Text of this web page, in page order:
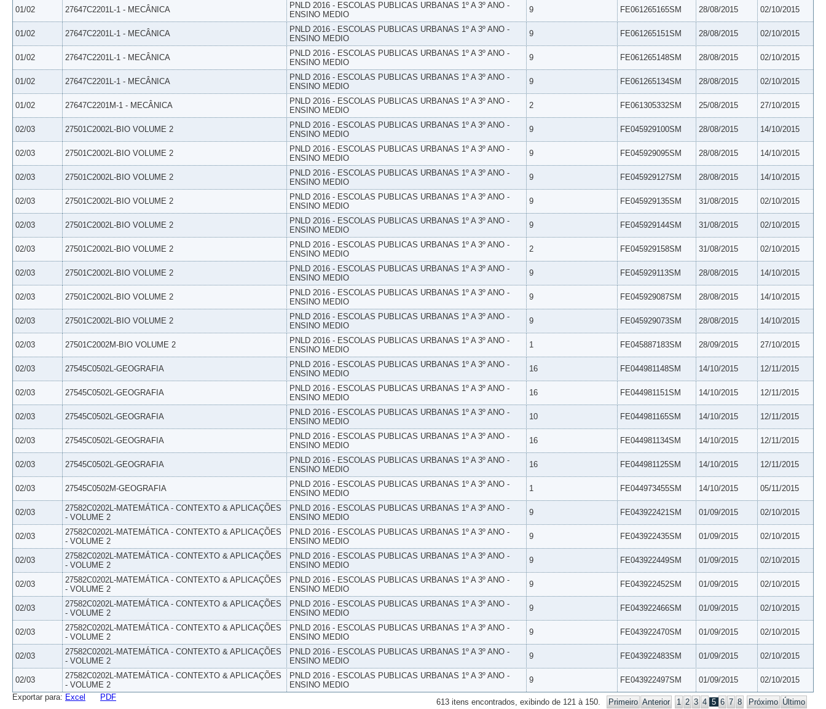
01/02 27647C2201L-1 - MECÂNICA
PNLD 2016 - ESCOLAS PUBLICAS URBANAS 1º A 3º ANO -
ENSINO MEDIO
9 FE061265165SM 28/08/2015 02/10/2015
01/02 27647C2201L-1 - MECÂNICA
PNLD 2016 - ESCOLAS PUBLICAS URBANAS 1º A 3º ANO -
ENSINO MEDIO
9 FE061265151SM 28/08/2015 02/10/2015
01/02 27647C2201L-1 - MECÂNICA
PNLD 2016 - ESCOLAS PUBLICAS URBANAS 1º A 3º ANO -
ENSINO MEDIO
9 FE061265148SM 28/08/2015 02/10/2015
01/02 27647C2201L-1 - MECÂNICA
PNLD 2016 - ESCOLAS PUBLICAS URBANAS 1º A 3º ANO -
ENSINO MEDIO
9 FE061265134SM 28/08/2015 02/10/2015
01/02 27647C2201M-1 - MECÂNICA
PNLD 2016 - ESCOLAS PUBLICAS URBANAS 1º A 3º ANO -
ENSINO MEDIO
2 FE061305332SM 25/08/2015 27/10/2015
02/03 27501C2002L-BIO VOLUME 2
PNLD 2016 - ESCOLAS PUBLICAS URBANAS 1º A 3º ANO -
ENSINO MEDIO
9 FE045929100SM 28/08/2015 14/10/2015
02/03 27501C2002L-BIO VOLUME 2
PNLD 2016 - ESCOLAS PUBLICAS URBANAS 1º A 3º ANO -
ENSINO MEDIO
9 FE045929095SM 28/08/2015 14/10/2015
02/03 27501C2002L-BIO VOLUME 2
PNLD 2016 - ESCOLAS PUBLICAS URBANAS 1º A 3º ANO -
ENSINO MEDIO
9 FE045929127SM 28/08/2015 14/10/2015
02/03 27501C2002L-BIO VOLUME 2
PNLD 2016 - ESCOLAS PUBLICAS URBANAS 1º A 3º ANO -
ENSINO MEDIO
9 FE045929135SM 31/08/2015 02/10/2015
02/03 27501C2002L-BIO VOLUME 2
PNLD 2016 - ESCOLAS PUBLICAS URBANAS 1º A 3º ANO -
ENSINO MEDIO
9 FE045929144SM 31/08/2015 02/10/2015
02/03 27501C2002L-BIO VOLUME 2
PNLD 2016 - ESCOLAS PUBLICAS URBANAS 1º A 3º ANO -
ENSINO MEDIO
2 FE045929158SM 31/08/2015 02/10/2015
02/03 27501C2002L-BIO VOLUME 2
PNLD 2016 - ESCOLAS PUBLICAS URBANAS 1º A 3º ANO -
ENSINO MEDIO
9 FE045929113SM 28/08/2015 14/10/2015
02/03 27501C2002L-BIO VOLUME 2
PNLD 2016 - ESCOLAS PUBLICAS URBANAS 1º A 3º ANO -
ENSINO MEDIO
9 FE045929087SM 28/08/2015 14/10/2015
02/03 27501C2002L-BIO VOLUME 2
PNLD 2016 - ESCOLAS PUBLICAS URBANAS 1º A 3º ANO -
ENSINO MEDIO
9 FE045929073SM 28/08/2015 14/10/2015
02/03 27501C2002M-BIO VOLUME 2
PNLD 2016 - ESCOLAS PUBLICAS URBANAS 1º A 3º ANO -
ENSINO MEDIO
1 FE045887183SM 28/09/2015 27/10/2015
02/03 27545C0502L-GEOGRAFIA
PNLD 2016 - ESCOLAS PUBLICAS URBANAS 1º A 3º ANO -
ENSINO MEDIO
16 FE044981148SM 14/10/2015 12/11/2015
02/03 27545C0502L-GEOGRAFIA
PNLD 2016 - ESCOLAS PUBLICAS URBANAS 1º A 3º ANO -
ENSINO MEDIO
16 FE044981151SM 14/10/2015 12/11/2015
02/03 27545C0502L-GEOGRAFIA
PNLD 2016 - ESCOLAS PUBLICAS URBANAS 1º A 3º ANO -
ENSINO MEDIO
10 FE044981165SM 14/10/2015 12/11/2015
02/03 27545C0502L-GEOGRAFIA
PNLD 2016 - ESCOLAS PUBLICAS URBANAS 1º A 3º ANO -
ENSINO MEDIO
16 FE044981134SM 14/10/2015 12/11/2015
02/03 27545C0502L-GEOGRAFIA
PNLD 2016 - ESCOLAS PUBLICAS URBANAS 1º A 3º ANO -
ENSINO MEDIO
16 FE044981125SM 14/10/2015 12/11/2015
02/03 27545C0502M-GEOGRAFIA
PNLD 2016 - ESCOLAS PUBLICAS URBANAS 1º A 3º ANO -
ENSINO MEDIO
1 FE044973455SM 14/10/2015 05/11/2015
02/03
27582C0202L-MATEMÁTICA - CONTEXTO & APLICAÇÕES
- VOLUME 2
PNLD 2016 - ESCOLAS PUBLICAS URBANAS 1º A 3º ANO -
ENSINO MEDIO
9 FE043922421SM 01/09/2015 02/10/2015
02/03
27582C0202L-MATEMÁTICA - CONTEXTO & APLICAÇÕES
- VOLUME 2
PNLD 2016 - ESCOLAS PUBLICAS URBANAS 1º A 3º ANO -
ENSINO MEDIO
9 FE043922435SM 01/09/2015 02/10/2015
02/03
27582C0202L-MATEMÁTICA - CONTEXTO & APLICAÇÕES
- VOLUME 2
PNLD 2016 - ESCOLAS PUBLICAS URBANAS 1º A 3º ANO -
ENSINO MEDIO
9 FE043922449SM 01/09/2015 02/10/2015
02/03
27582C0202L-MATEMÁTICA - CONTEXTO & APLICAÇÕES
- VOLUME 2
PNLD 2016 - ESCOLAS PUBLICAS URBANAS 1º A 3º ANO -
ENSINO MEDIO
9 FE043922452SM 01/09/2015 02/10/2015
02/03
27582C0202L-MATEMÁTICA - CONTEXTO & APLICAÇÕES
- VOLUME 2
PNLD 2016 - ESCOLAS PUBLICAS URBANAS 1º A 3º ANO -
ENSINO MEDIO
9 FE043922466SM 01/09/2015 02/10/2015
02/03
27582C0202L-MATEMÁTICA - CONTEXTO & APLICAÇÕES
- VOLUME 2
PNLD 2016 - ESCOLAS PUBLICAS URBANAS 1º A 3º ANO -
ENSINO MEDIO
9 FE043922470SM 01/09/2015 02/10/2015
02/03
27582C0202L-MATEMÁTICA - CONTEXTO & APLICAÇÕES
- VOLUME 2
PNLD 2016 - ESCOLAS PUBLICAS URBANAS 1º A 3º ANO -
ENSINO MEDIO
9 FE043922483SM 01/09/2015 02/10/2015
02/03
27582C0202L-MATEMÁTICA - CONTEXTO & APLICAÇÕES
- VOLUME 2
PNLD 2016 - ESCOLAS PUBLICAS URBANAS 1º A 3º ANO -
ENSINO MEDIO
9 FE043922497SM 01/09/2015 02/10/2015
613 itens encontrados, exibindo de 121 à 150. Primeiro Anterior 1 2 3 4 5 6 7 8 Próximo Último
Exportar para: Excel PDF